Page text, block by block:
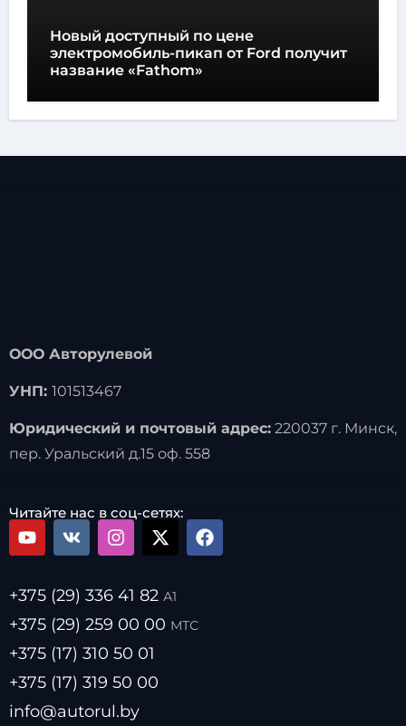
Новый доступный по цене
электромобиль-пикап от Ford получит
название «Fathom»
ООО Авторулевой
УНП: 101513467
Юридический и почтовый адрес:220037 г. Минск,
пер. Уральский д.15 оф. 558
Читайте нас в соц-сетях:
+375 (29) 336 41 82 А1
+375 (29) 259 00 00 МТС
+375 (17) 310 50 01
+375 (17) 319 50 00
info@autorul.by